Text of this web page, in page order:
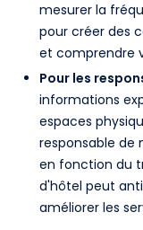
mesurer la
pour créer des
et comprendre
Pour les
informations
espaces
responsable de
en fonction du
d'hôtel peut
améliorer les